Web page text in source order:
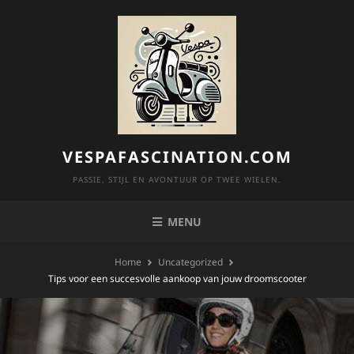
VESPAFASCINATION.COM
PASSIE, STIJL EN AVONTUUR OP TWEE WIELEN.
MENU
Home
Uncategorized
Tips voor een succesvolle aankoop van jouw droomscooter